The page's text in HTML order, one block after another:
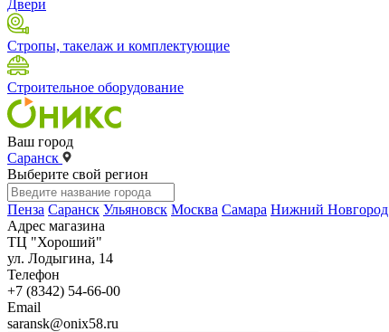
Двери
Стропы, такелаж и комплектующие
Строительное оборудование
Ваш город
Саранск
Выберите свой регион
Пенза Саранск Ульяновск Москва Самара Нижний Новгород
Адрес магазина
ТЦ "Хороший"
ул. Лодыгина, 14
Телефон
+7 (8342) 54-66-00
Email
saransk@onix58.ru